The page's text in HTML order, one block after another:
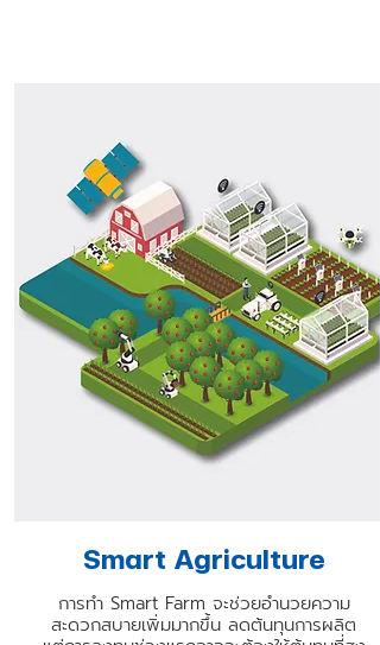
Smart Agriculture
การทำ Smart Farm จะช่วยอำนวยความ
สะดวกสบายเพิ่มมากขึ้น ลดต้นทุนการผลิต